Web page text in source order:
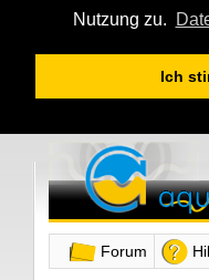
Nutzung zu.
Ich
Forum